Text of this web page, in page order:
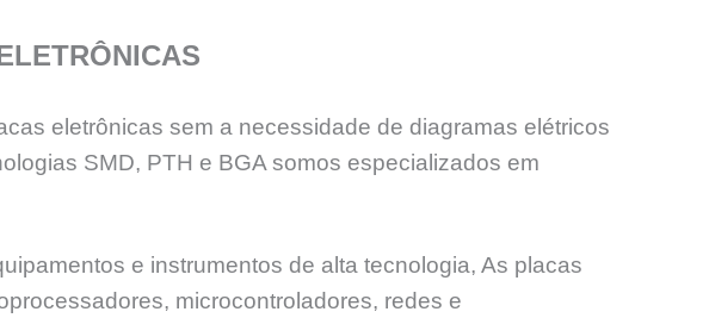
eletrônicas sem a necessidade de diagramas elétricos
SMD, PTH e BGA somos especializados em
e instrumentos de alta tecnologia, As placas
microcontroladores, redes e